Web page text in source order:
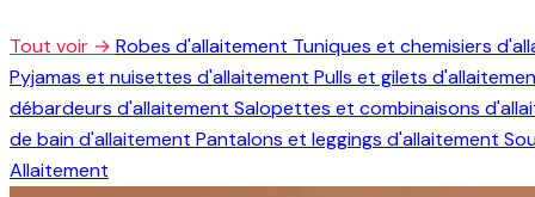
Tout voir → Robes d'allaitement Tuniques et chemisiers
Pyjamas et nuisettes d'allaitement Pulls et gilets
débardeurs d'allaitement Salopettes et combinaisons
de bain d'allaitement Pantalons et leggings d'allaitement
Allaitement